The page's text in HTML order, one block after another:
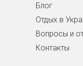
Блог
Отдых в
Вопросы и
Контакты